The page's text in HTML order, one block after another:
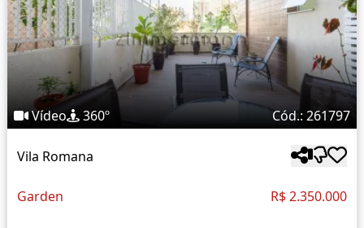
Vídeo 360º Cód.: 261797
Vila Romana
Garden R$ 2.350.000